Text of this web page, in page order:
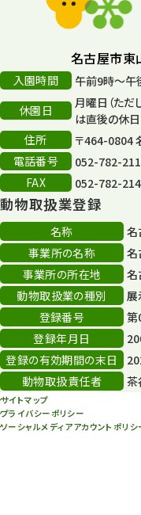
名古屋市東
入園時間
午前9時～午
休園日
月曜日（た
は直後の休
住所
〒464-0804
電話番号
052-782-
FAX
052-782-
動物取扱業登録
名称
名
事業所の名称
名
事業所の所在地
名
動物取扱業の種別
展
登録番号
第
登録年月日
登録の有効期間の末日
動物取扱責任者
茶
サイトマップ
プライバシーポリシー
ソーシャルメディアアカウントポリシ